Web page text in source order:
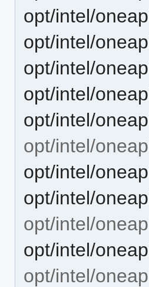
opt/intel/
opt/intel/
opt/intel/
opt/intel/
opt/intel/
opt/intel/
opt/intel/
opt/intel/
opt/intel/
opt/intel/
opt/intel/